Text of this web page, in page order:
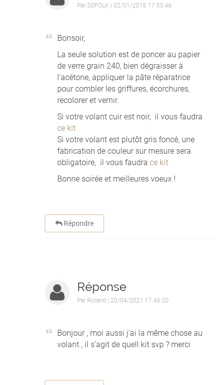
Par SOFOLK | 02/01/2018 17:55:46
Bonsoir,
La seule solution est de poncer au papier
de verre grain 240, bien dégraisser à
l'acétone, appliquer la pâte réparatrice
pour combler les griffures, écorchures,
recolorer et vernir.
Si votre volant cuir est noir, il vous faudra
ce kit
Si votre volant est plutôt gris foncé, une
fabrication de couleur sur mesure sera
obligatoire, il vous faudra ce kit
Bonne soirée et meilleures voeux !
Répondre
Réponse
Par Roland | 20/04/2021 17:46:20
Bonjour , moi aussi j'ai la même chose au
volant , il s’agit de quell kit svp ? merci